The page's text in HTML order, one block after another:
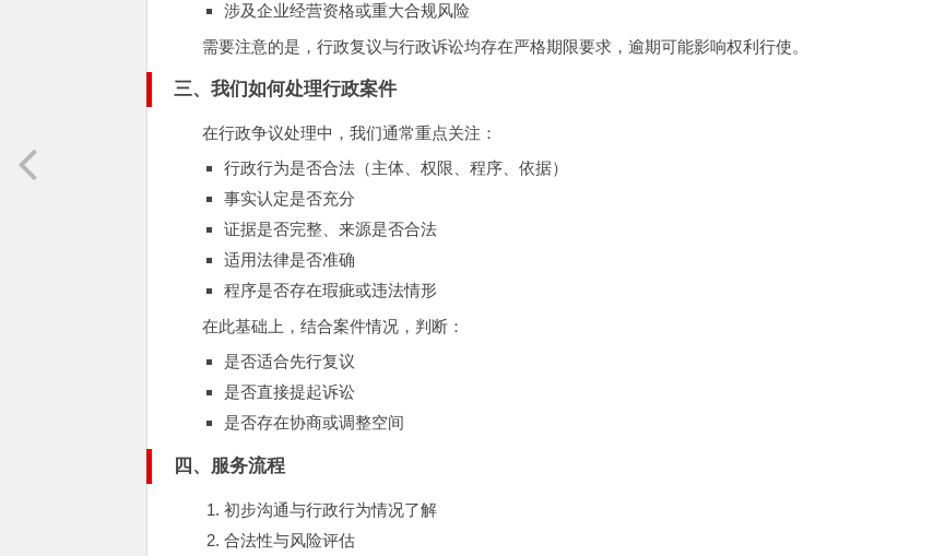
涉及企业经营资格或重大合规风险
需要注意的是，行政复议与行政诉讼均存在严格期限要求，逾期可能影响权利行使。
三、我们如何处理行政案件
在行政争议处理中，我们通常重点关注：
行政行为是否合法（主体、权限、程序、依据）
事实认定是否充分
证据是否完整、来源是否合法
适用法律是否准确
程序是否存在瑕疵或违法情形
在此基础上，结合案件情况，判断：
是否适合先行复议
是否直接提起诉讼
是否存在协商或调整空间
四、服务流程
初步沟通与行政行为情况了解
合法性与风险评估